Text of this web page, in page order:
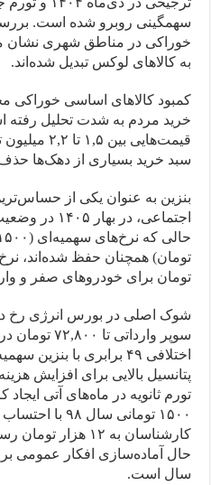
سهمگینی روبرو شده است.
خوراکی در مناطق شهری نشان
به کالاهای لوکس تبدیل شده‌اند.
کمبود کالاهای اساسی
خرید مردم به شدت تحلیل
قیمت‌هایی
سبد خرید بسیاری از دهک‌ها
بنزین به عنوان یکی از
اجتماعی، در
تومان برای خودروهای صفر و
شوک اصلی در بورس انرژی رخ
سوپر وارداتی
اختلافی ۴۹ برابری با
پتانسیل بالایی برای افزایش
تورم ثانویه در ماه‌های آتی
۱۵۰۰ تومانی
کارشناسان به ۱۲
حال آماده‌سازی افکار عمومی
سال است.